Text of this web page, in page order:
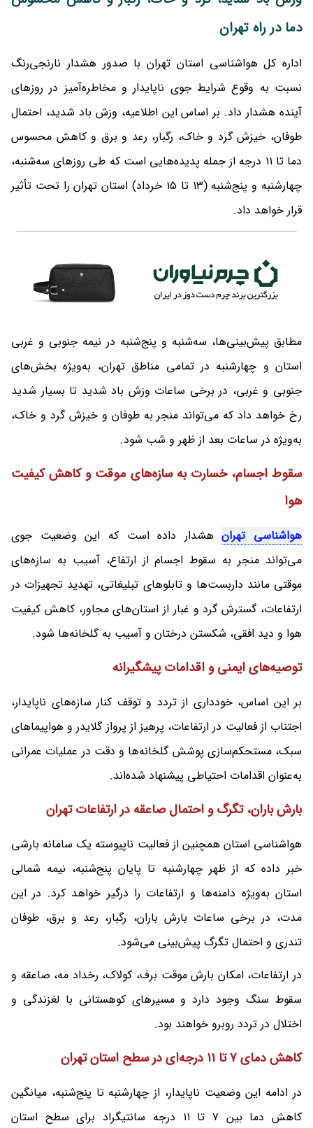
دما در راه تهران
اداره کل هواشناسی استان تهران با صدور هشدار نارنجی‌رنگ
نسبت به وقوع شرایط جوی ناپایدار و مخاطره‌آمیز در روزهای
آینده هشدار داد. بر اساس این اطلاعیه، وزش باد شدید، احتمال
طوفان، خیزش گرد و خاک، رگبار، رعد و برق و کاهش محسوس
دما تا ۱۱ درجه از جمله پدیده‌هایی است که طی روزهای سه‌شنبه،
چهارشنبه و پنج‌شنبه (۱۳ تا ۱۵ خرداد) استان تهران را تحت تأثیر
قرار خواهد داد.
مطابق پیش‌بینی‌ها، سه‌شنبه و پنج‌شنبه در نیمه جنوبی و غربی
استان و چهارشنبه در تمامی مناطق تهران، به‌ویژه بخش‌های
جنوبی و غربی، در برخی ساعات وزش باد شدید تا بسیار شدید
رخ خواهد داد که می‌تواند منجر به طوفان و خیزش گرد و خاک،
به‌ویژه در ساعات بعد از ظهر و شب شود.
سقوط اجسام، خسارت به سازه‌های موقت و کاهش کیفیت
هوا
هواشناسی تهرانهشدار داده است که این وضعیت جوی
می‌تواند منجر به سقوط اجسام از ارتفاع، آسیب به سازه‌های
موقتی مانند داربست‌ها و تابلوهای تبلیغاتی، تهدید تجهیزات در
ارتفاعات، گسترش گرد و غبار از استان‌های مجاور، کاهش کیفیت
هوا و دید افقی، شکستن درختان و آسیب به گلخانه‌ها شود.
توصیه‌های ایمنی و اقدامات پیشگیرانه
بر این اساس، خودداری از تردد و توقف کنار سازه‌های ناپایدار،
اجتناب از فعالیت در ارتفاعات، پرهیز از پرواز گلایدر و هواپیماهای
سبک، مستحکم‌سازی پوشش گلخانه‌ها و دقت در عملیات عمرانی
به‌عنوان اقدامات احتیاطی پیشنهاد شده‌اند.
بارش باران، تگرگ و احتمال صاعقه در ارتفاعات تهران
هواشناسی استان همچنین از فعالیت ناپیوسته یک سامانه بارشی
خبر داده که از ظهر چهارشنبه تا پایان پنج‌شنبه، نیمه شمالی
استان به‌ویژه دامنه‌ها و ارتفاعات را درگیر خواهد کرد. در این
مدت، در برخی ساعات بارش باران، رگبار، رعد و برق، طوفان
تندری و احتمال تگرگ پیش‌بینی می‌شود.
در ارتفاعات، امکان بارش موقت برف، کولاک، رخداد مه، صاعقه و
سقوط سنگ وجود دارد و مسیرهای کوهستانی با لغزندگی و
اختلال در تردد روبرو خواهند بود.
کاهش دمای ۷ تا ۱۱ درجه‌ای در سطح استان تهران
در ادامه این وضعیت ناپایدار، از چهارشنبه تا پنج‌شنبه، میانگین
کاهش دما بین ۷ تا ۱۱ درجه سانتیگراد برای سطح استان